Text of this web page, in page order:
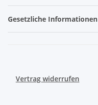
Gesetzliche Informationen
Vertrag widerrufen